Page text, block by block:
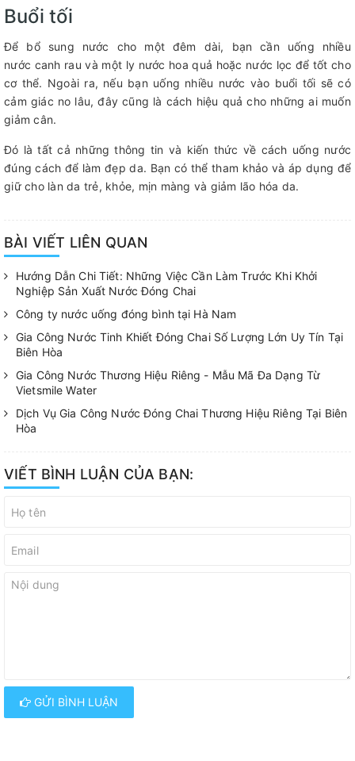
Buổi tối
Để bổ sung nước cho một đêm dài, bạn cần uống nhiều
nước canh rau và một ly nước hoa quả hoặc nước lọc để tốt cho
cơ thể. Ngoài ra, nếu bạn uống nhiều nước vào buổi tối sẽ có
cảm giác no lâu, đây cũng là cách hiệu quả cho những ai muốn
giảm cân.
Đó là tất cả những thông tin và kiến ​​thức về cách uống nước
đúng cách để làm đẹp da. Bạn có thể tham khảo và áp dụng để
giữ cho làn da trẻ, khỏe, mịn màng và giảm lão hóa da.
BÀI VIẾT LIÊN QUAN
Hướng Dẫn Chi Tiết: Những Việc Cần Làm Trước Khi Khởi
Nghiệp Sản Xuất Nước Đóng Chai
Công ty nước uống đóng bình tại Hà Nam
Gia Công Nước Tinh Khiết Đóng Chai Số Lượng Lớn Uy Tín Tại
Biên Hòa
Gia Công Nước Thương Hiệu Riêng - Mẫu Mã Đa Dạng Từ
Vietsmile Water
Dịch Vụ Gia Công Nước Đóng Chai Thương Hiệu Riêng Tại Biên
Hòa
VIẾT BÌNH LUẬN CỦA BẠN:
GỬI BÌNH LUẬN